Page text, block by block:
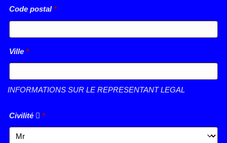
Code postal*
Ville *
INFORMATIONS SUR LE REPRESENTANT LEGAL
Civilité *